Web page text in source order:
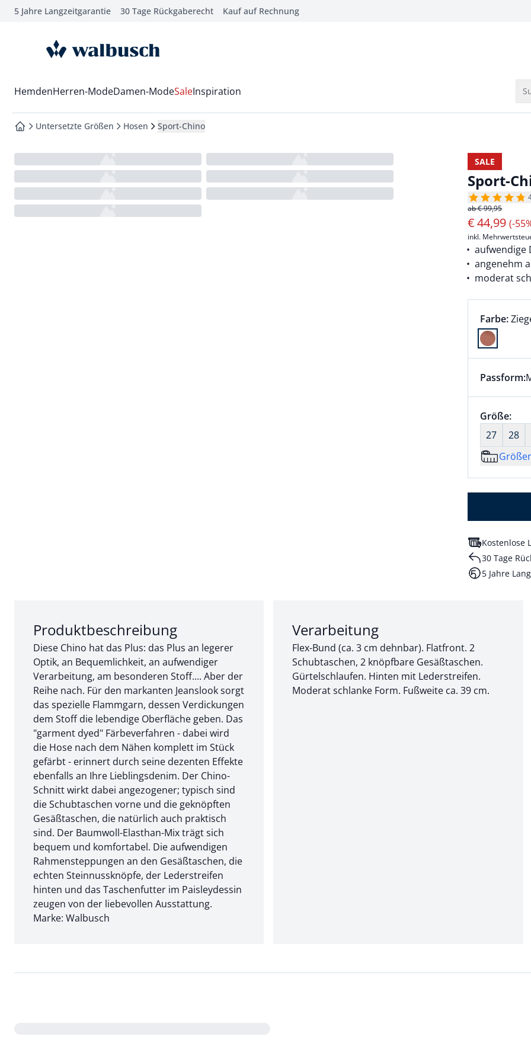
springen
springen
springen
5 Jahre Langzeitgarantie 30 Tage Rückgaberecht Kauf auf Rechnung
zur Startseite
Wechsel in das Menü mit Pfeil-Runter Taste
HemdenHerren-ModeDamen-ModeSaleInspiration
zur Startseite
Untersetzte Größen Hosen Sport-Chino
SALE
Sport-
ab € 99,95
€44,99(-
inkl.
aufwendige
angenehm
moderat
Farbe:
Farbe
Dieser
Passform:
Größe:
27
28
Kostenlose
30 Tage
5 Jahre
Abschnitt 1 von 3:
Produktbeschreibung
Diese Chino hat das Plus: das Plus an legerer
Optik, an Bequemlichkeit, an aufwendiger
Verarbeitung, am besonderen Stoff.... Aber der
Reihe nach. Für den markanten Jeanslook sorgt
das spezielle Flammgarn, dessen Verdickungen
dem Stoff die lebendige Oberfläche geben. Das
"garment dyed" Färbeverfahren - dabei wird
die Hose nach dem Nähen komplett im Stück
gefärbt - erinnert durch seine dezenten Effekte
ebenfalls an Ihre Lieblingsdenim. Der Chino-
Schnitt wirkt dabei angezogener; typisch sind
die Schubtaschen vorne und die geknöpften
Gesäßtaschen, die natürlich auch praktisch
sind. Der Baumwoll-Elasthan-Mix trägt sich
bequem und komfortabel. Die aufwendigen
Rahmensteppungen an den Gesäßtaschen, die
echten Steinnussknöpfe, der Lederstreifen
hinten und das Taschenfutter im Paisleydessin
zeugen von der liebevollen Ausstattung.
Marke: Walbusch
Abschnitt 2 von 3:
Verarbeitung
Flex-Bund (ca. 3 cm dehnbar). Flatfront. 2
Schubtaschen, 2 knöpfbare Gesäßtaschen.
Gürtelschlaufen. Hinten mit Lederstreifen.
Moderat schlanke Form. Fußweite ca. 39 cm.